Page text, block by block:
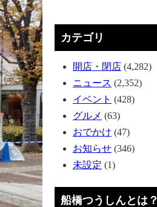
カテゴリ
開店・閉店 (4,282)
ニュース (2,352)
イベント (428)
グルメ (63)
おでかけ (47)
お知らせ (346)
未設定 (1)
船橋つうしんとは？